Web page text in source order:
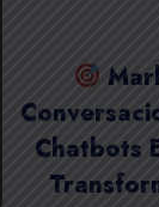
Chatbots